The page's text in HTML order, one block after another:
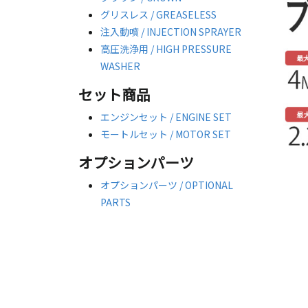
グリスレス / GREASELESS
注入動噴 / INJECTION SPRAYER
高圧洗浄用 / HIGH PRESSURE
WASHER
セット商品
エンジンセット / ENGINE SET
モートルセット / MOTOR SET
オプションパーツ
オプションパーツ / OPTIONAL
PARTS